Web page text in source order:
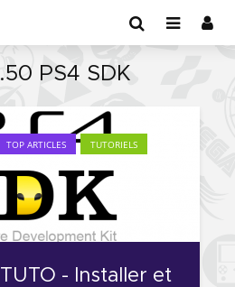
PS4 SDK
TOP ARTICLES
TUTORIELS
- Installer et